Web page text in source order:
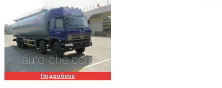
Подробнее